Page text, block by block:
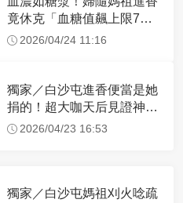
竟休克「血糖值飆上限7
倍」 醫曝原因
2026/04/24 11:16
獨家／白沙屯進香便當是她
捐的！超大咖天后見證神
蹟 一靠近媽祖就爆哭
2026/04/23 16:53
獨家／白沙屯媽祖刈火唸疏